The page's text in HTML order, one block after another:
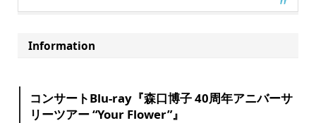
Information
コンサートBlu-ray『森口博子 40周年アニバーサ
リーツアー “Your Flower”』